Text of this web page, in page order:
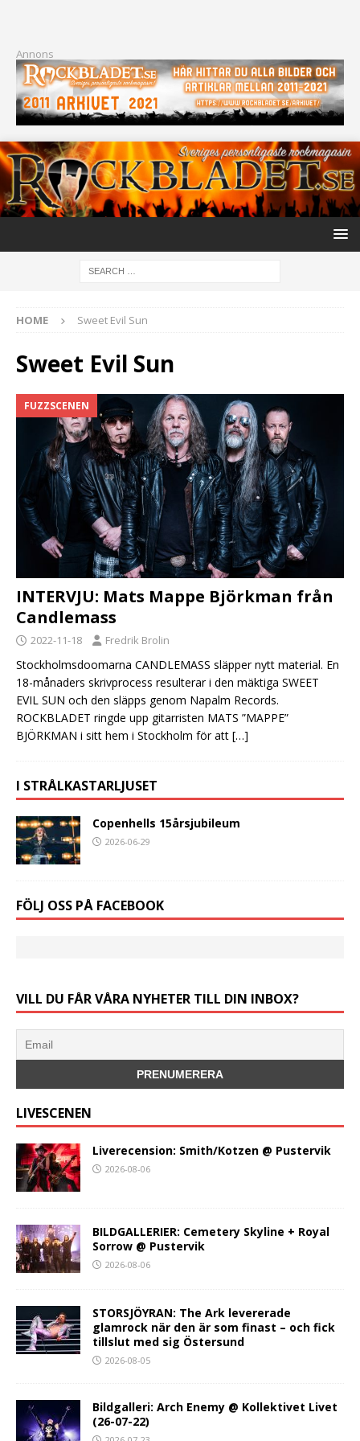
Annons
HOME Sweet Evil Sun
Sweet Evil Sun
FUZZSCENEN
INTERVJU: Mats Mappe Björkman från
Candlemass
2022-11-18 Fredrik Brolin
Stockholmsdoomarna CANDLEMASS släpper nytt material. En
18-månaders skrivprocess resulterar i den mäktiga SWEET
EVIL SUN och den släpps genom Napalm Records.
ROCKBLADET ringde upp gitarristen MATS ”MAPPE”
BJÖRKMAN i sitt hem i Stockholm för att […]
I STRÅLKASTARLJUSET
Copenhells 15årsjubileum
2026-06-29
FÖLJ OSS PÅ FACEBOOK
VILL DU FÅR VÅRA NYHETER TILL DIN INBOX?
LIVESCENEN
Liverecension: Smith/Kotzen @ Pustervik
2026-08-06
BILDGALLERIER: Cemetery Skyline + Royal
Sorrow @ Pustervik
2026-08-06
STORSJÖYRAN: The Ark levererade
glamrock när den är som finast – och fick
tillslut med sig Östersund
2026-08-05
Bildgalleri: Arch Enemy @ Kollektivet Livet
(26-07-22)